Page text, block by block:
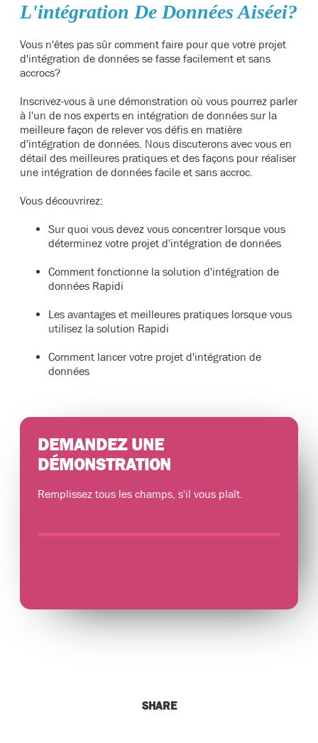
L'intégration De Données Aiséei?
Vous n'êtes pas sûr comment faire pour que votre projet
d'intégration de données se fasse facilement et sans
accrocs?
Inscrivez-vous à une démonstration où vous pourrez parler
à l'un de nos experts en intégration de données sur la
meilleure façon de relever vos défis en matière
d'intégration de données. Nous discuterons avec vous en
détail des meilleures pratiques et des façons pour réaliser
une intégration de données facile et sans accroc.
Vous découvrirez:
Sur quoi vous devez vous concentrer lorsque vous
déterminez votre projet d'intégration de données
Comment fonctionne la solution d'intégration de
données Rapidi
Les avantages et meilleures pratiques lorsque vous
utilisez la solution Rapidi
Comment lancer votre projet d'intégration de
données
DEMANDEZ UNE
DÉMONSTRATION
Remplissez tous les champs, s'il vous plaît.
SHARE